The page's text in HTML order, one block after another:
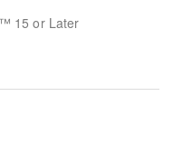
15 or Later